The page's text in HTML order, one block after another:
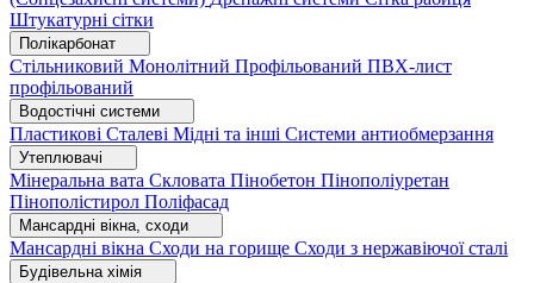
Штукатурні сітки
Полікарбонат
Стільниковий Монолітний Профільований ПВХ-лист
профільований
Водостічні системи
Пластикові Сталеві Мідні та інші Системи антиобмерзання
Утеплювачі
Мінеральна вата Скловата Пінобетон Пінополіуретан
Пінополістирол Поліфасад
Мансардні вікна, сходи
Мансардні вікна Сходи на горище Сходи з нержавіючої сталі
Будівельна хімія